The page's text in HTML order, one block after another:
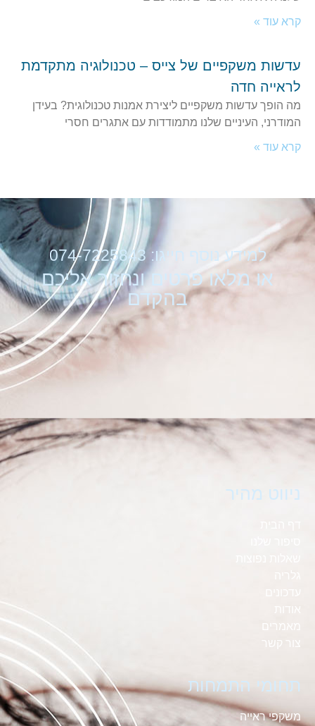
קרא עוד »
עדשות משקפיים של צייס – טכנולוגיה מתקדמת
לראייה חדה
מה הופך עדשות משקפיים ליצירת אמנות טכנולוגית? בעידן
המודרני, העיניים שלנו מתמודדות עם אתגרים חסרי
קרא עוד »
למידע נוסף חייגו: 074-7225843
או מלאו פרטים ונחזור אליכם
בהקדם
ניווט מהיר
אודות
מאמרים
צור קשר
תחומי התמחות
משקפי ראייה